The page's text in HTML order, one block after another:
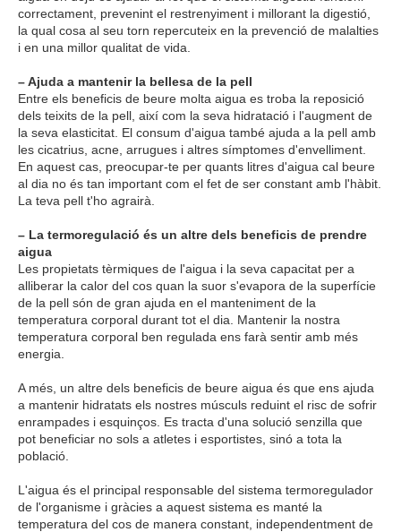
correctament, prevenint el restrenyiment i millorant la digestió,
la qual cosa al seu torn repercuteix en la prevenció de malalties
i en una millor qualitat de vida.
– Ajuda a mantenir la bellesa de la pell
Entre els beneficis de beure molta aigua es troba la reposició
dels teixits de la pell, així com la seva hidratació i l'augment de
la seva elasticitat. El consum d'aigua també ajuda a la pell amb
les cicatrius, acne, arrugues i altres símptomes d'envelliment.
En aquest cas, preocupar-te per quants litres d'aigua cal beure
al dia no és tan important com el fet de ser constant amb l'hàbit.
La teva pell t'ho agrairà.
– La termoregulació és un altre dels beneficis de prendre
aigua
Les propietats tèrmiques de l'aigua i la seva capacitat per a
alliberar la calor del cos quan la suor s'evapora de la superfície
de la pell són de gran ajuda en el manteniment de la
temperatura corporal durant tot el dia. Mantenir la nostra
temperatura corporal ben regulada ens farà sentir amb més
energia.
A més, un altre dels beneficis de beure aigua és que ens ajuda
a mantenir hidratats els nostres músculs reduint el risc de sofrir
enrampades i esquinços. Es tracta d'una solució senzilla que
pot beneficiar no sols a atletes i esportistes, sinó a tota la
població.
L'aigua és el principal responsable del sistema termoregulador
de l'organisme i gràcies a aquest sistema es manté la
temperatura del cos de manera constant, independentment de